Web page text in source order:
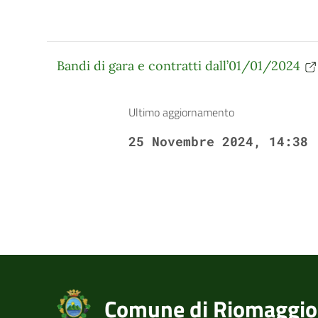
Bandi di gara e contratti dall’01/01/2024
Ultimo aggiornamento
25 Novembre 2024, 14:38
Comune di